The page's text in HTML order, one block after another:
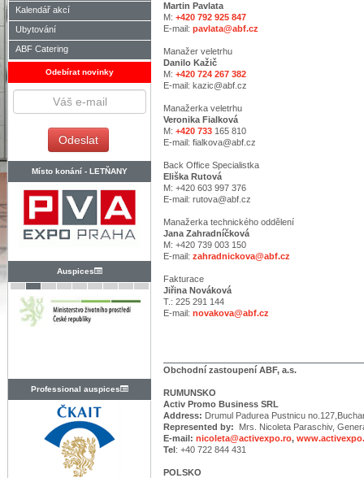
Kalendář akcí
Ubytování
ABF Catering
Odebírat novinky
Místo konání - LETŇANY
Auspices
Professional auspices
Martin Pavlata
M: +420 792 925 847
E-mail: pavlata@abf.cz
Manažer veletrhu
Danilo Kažič
M: +420 724 267 382
E-mail: kazic@abf.cz
Manažerka veletrhu
Veronika Fialková
M: +420 733 165 810
E-mail: fialkova@abf.cz
Back Office Specialistka
Eliška Rutová
M: +420 603 997 376
E-mail: rutova@abf.cz
Manažerka technického oddělení
Jana Zahradníčková
M: +420 739 003 150
E-mail: zahradnickova@abf.cz
Fakturace
Jiřina Nováková
T.: 225 291 144
E-mail: novakova@abf.cz
Obchodní zastoupení ABF, a.s.
RUMUNSKO
Activ Promo Business SRL
Address: Drumul Padurea Pustnicu
Represented by: Mrs. Nicoleta Paraschiv,
E-mail: nicoleta@activexpo.ro,
Tel: +40 722 844 431
POLSKO